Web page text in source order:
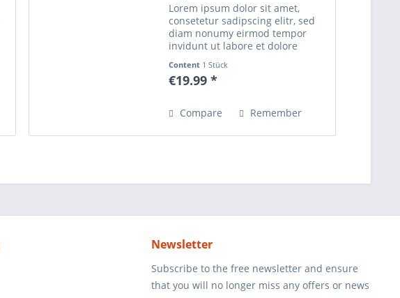
Lorem ipsum dolor sit amet,
consetetur sadipscing elitr, sed
diam nonumy eirmod tempor
invidunt ut labore et dolore
voluptua. At vero eos et accusam
et justo duo dolores et ea rebum.
Content 1 Stück
€19.99 *
Compare Remember
Newsletter
Subscribe to the free newsletter and ensure
that you will no longer miss any offers or news